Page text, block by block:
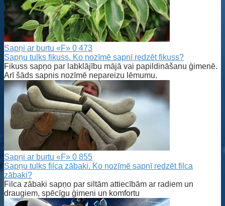
Sapņi ar burtu «F» 0 473
Sapņu tulks fikuss. Ko nozīmē sapnī redzēt fikuss?
Fikuss sapņo par labklājību mājā vai papildināšanu ģimenē.
Arī šāds sapnis nozīmē nepareizu lēmumu.
Sapņi ar burtu «F» 0 855
Sapņu tulks filca zābaki. Ko nozīmē sapnī redzēt filca
zābaki?
Filca zābaki sapņo par siltām attiecībām ar radiem un
draugiem, spēcīgu ģimeni un komfortu